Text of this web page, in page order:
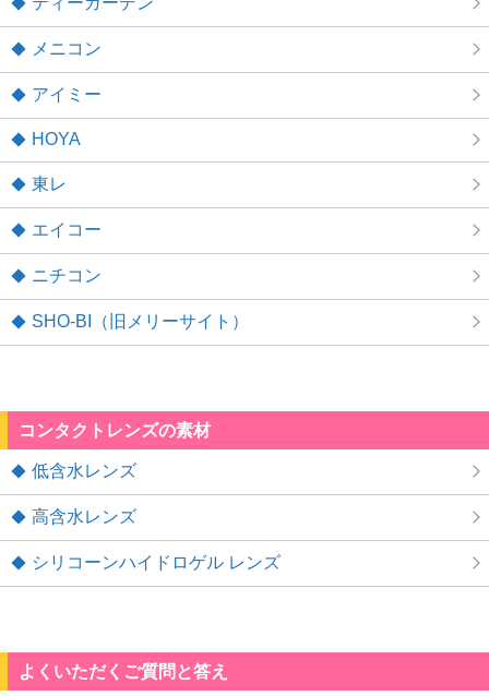
メニコン
アイミー
HOYA
東レ
エイコー
ニチコン
SHO-BI（旧メリーサイト）
コンタクトレンズの素材
低含水レンズ
高含水レンズ
シリコーンハイドロゲル レンズ
よくいただくご質問と答え